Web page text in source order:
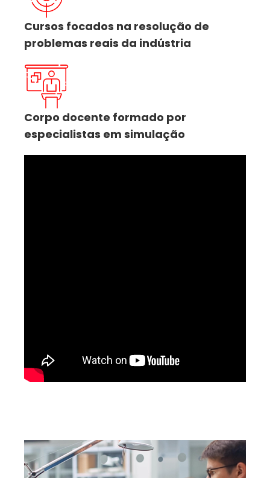
Cursos focados na resolução de
problemas reais da indústria
Corpo docente formado por
especialistas em simulação